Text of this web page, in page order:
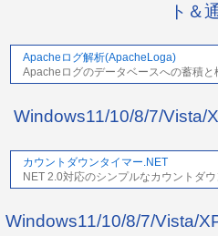
ト＆
Apacheログ解析(ApacheLoga)
Apacheログのデータベースへの蓄積と
Windows11/10/8/7/Vista/
カウントダウンタイマー.NET
NET 2.0対応のシンプルなカウントダ
Windows11/10/8/7/Vista/